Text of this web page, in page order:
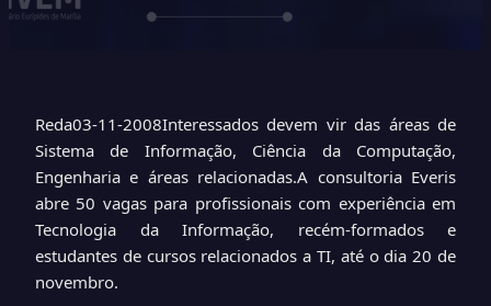
Reda03-11-2008Interessados devem vir das áreas de
Sistema de Informação, Ciência da Computação,
Engenharia e áreas relacionadas.A consultoria Everis
abre 50 vagas para profissionais com experiência em
Tecnologia da Informação, recém-formados e
estudantes de cursos relacionados a TI, até o dia 20 de
novembro.